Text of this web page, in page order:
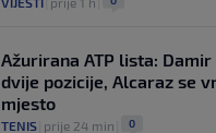
Ažurirana ATP lista:
dvije pozicije, Alcaraz se
mjesto
TENIS prije 24 min 0